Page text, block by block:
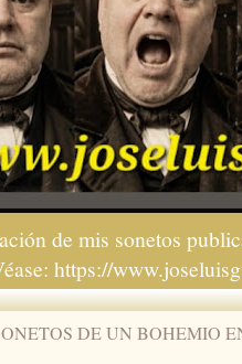
de mis sonetos
https://
DE UN BOHEMIO